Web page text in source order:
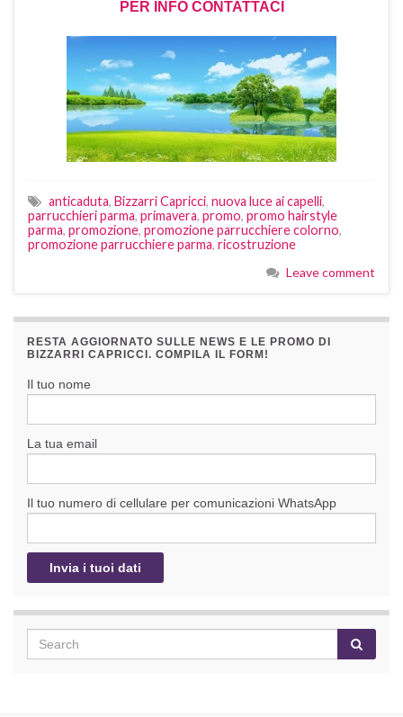
PER INFO CONTATTACI
anticaduta, Bizzarri Capricci, nuova luce ai capelli,
parrucchieri parma, primavera, promo, promo hairstyle
parma, promozione, promozione parrucchiere colorno,
promozione parrucchiere parma, ricostruzione
Leave comment
RESTA AGGIORNATO SULLE NEWS E LE PROMO DI
BIZZARRI CAPRICCI. COMPILA IL FORM!
Il tuo nome
La tua email
Il tuo numero di cellulare per comunicazioni WhatsApp